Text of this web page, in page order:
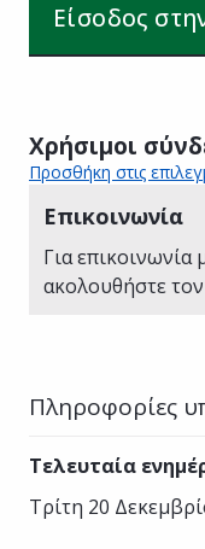
Είσοδος
Χρήσιμοι
Προσθήκη στις
Επικοινωνία
Για
ακολουθήστε
Πληροφορίες
Τελευταία
Τρίτη 20